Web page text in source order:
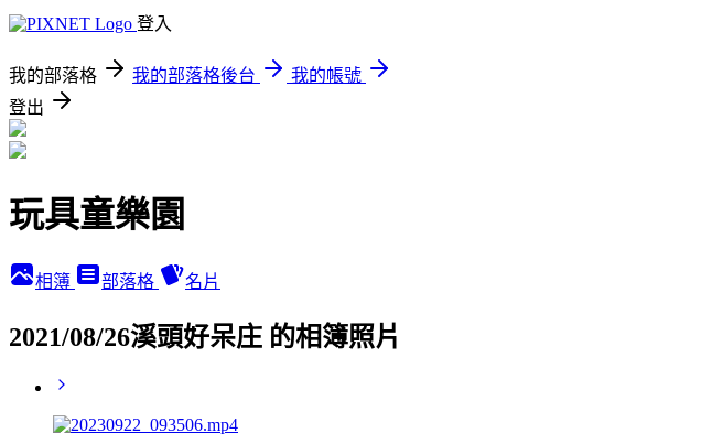
登入
我的部落格 我的部落格後台
我的帳號
登出
玩具童樂園
相簿 部落格 名片
2021/08/26溪頭好呆庄 的相簿照片